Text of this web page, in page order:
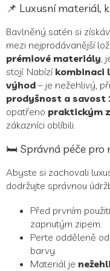
📌 Luxusní materiál,
Bavlněný satén si
mezi nejprodávanější
prémiové materiály
stojí. Nabízí kombinaci
výhod – je nežehlivý,
prodyšnost a savost
opatřeno praktickým
zákazníci oblíbili.
🛏️ Správná péče pro
Abyste si zachovali
dodržujte správnou
Před prvním
zapnutým zipem.
Perte odděleně
barvy.
Materiál je